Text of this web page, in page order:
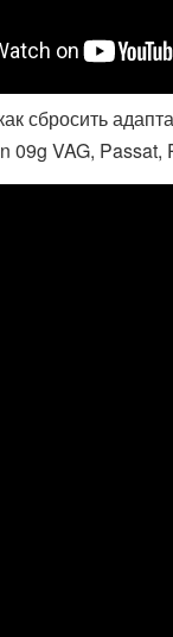
сбросить
09g VAG, Passat,